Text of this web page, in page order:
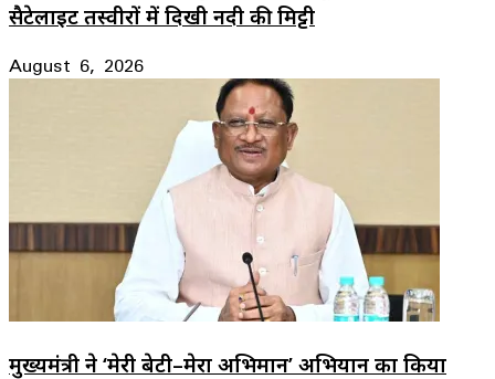
सैटेलाइट तस्वीरों में दिखी नदी की मिट्टी
August 6, 2026
मुख्यमंत्री ने ‘मेरी बेटी–मेरा अभिमान’ अभियान का किया